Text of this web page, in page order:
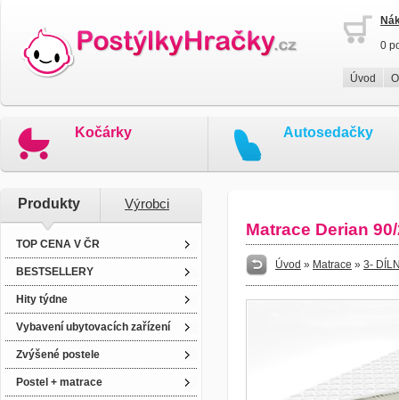
0
Úvod
Kočárky Autosedačky
Produkty Výrobci
TOP CENA V ČR
BESTSELLERY
Hity týdne
Vybavení ubytovacích zařízení
Zvýšené postele
Postel + matrace
Matrace Derian
Úvod » Matrace » 3-